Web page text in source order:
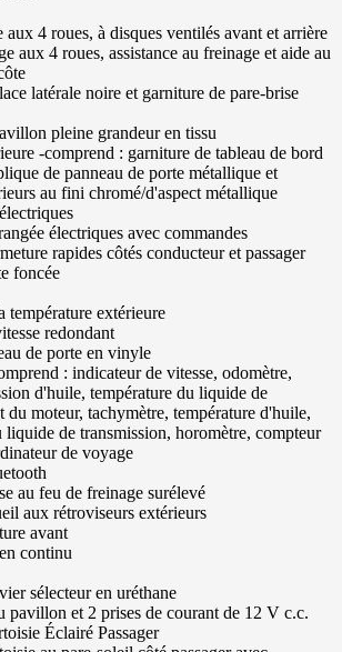
aux 4 roues, à disques ventilés avant et arrière
aux 4 roues, assistance au freinage et aide au
latérale noire et garniture de pare-brise
pleine grandeur en tissu
-comprend : garniture de tableau de bord
de panneau de porte métallique et
au fini chromé/d'aspect métallique
électriques avec commandes
rapides côtés conducteur et passager
foncée
température extérieure
redondant
de porte en vinyle
: indicateur de vitesse, odomètre,
d'huile, température du liquide de
du moteur, tachymètre, température d'huile,
liquide de transmission, horomètre, compteur
de voyage
au feu de freinage surélevé
aux rétroviseurs extérieurs
avant
continu
sélecteur en uréthane
pavillon et 2 prises de courant de 12 V c.c.
Éclairé Passager